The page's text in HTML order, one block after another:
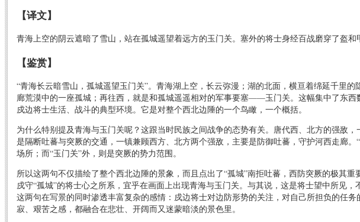
【译文】
青海上空的阴云遮暗了雪山，站在孤城遥望着远方的玉门关。塞外的将士身经百战磨穿了盔和
【鉴赏】
“青海长云暗雪山，孤城遥望玉门关”。青海湖上空，长云弥漫；湖的北面，横亘着绵延千里
廊荒漠中的一座孤城；再往西，就是和孤城遥遥相对的军事要塞——玉门关。这幅集中了东西
戍边将士生活、战斗的典型环境。它是对整个西北边陲的一个鸟瞰，一个概括。
为什么特别提及青海与玉门关呢？这跟当时民族之间战争的态势有关。唐代西、北方的强敌
是隔断吐蕃与突厥的交通，一镇兼顾西方、北方两个强敌，主要是防御吐蕃，守护河西走廊。
场所；而“玉门关”外，则是突厥的势力范围。
所以这两句不仅描绘了整个西北边陲的景象，而且点出了“孤城”南拒吐蕃，西防突厥的极其
戍守“孤城”的将士心之所系，宜乎在画面上出现青海与玉门关。与其说，这是将士望中所见，
这两句在写景的同时渗透丰富复杂的感情：戍边将士对边防形势的关注，对自己所担负的任
寂、艰苦之感，都融合在悲壮、开阔而又迷蒙暗淡的景色里。